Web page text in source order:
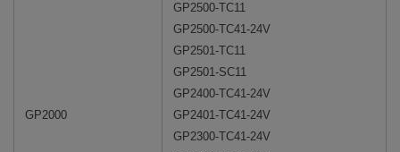
GP2000
GP2500-TC11
GP2500-TC41-24V
GP2501-TC11
GP2501-SC11
GP2400-TC41-24V
GP2401-TC41-24V
GP2300-TC41-24V